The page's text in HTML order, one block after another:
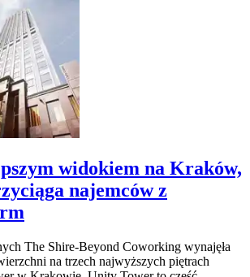
widokiem na Kraków,
najemców z
The Shire-Beyond Coworking wynajęła
na trzech najwyższych piętrach